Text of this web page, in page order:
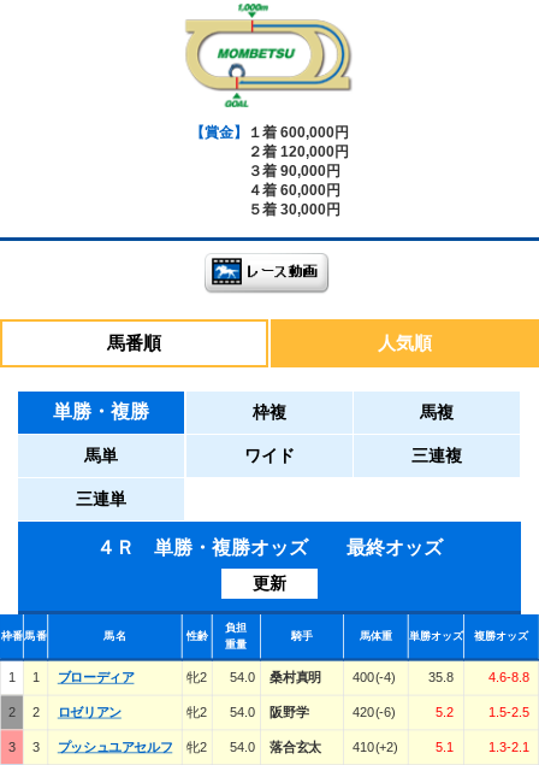
【賞金】
１着 600,000円
２着 120,000円
３着 90,000円
４着 60,000円
５着 30,000円
馬番順 人気順
単勝・複勝 枠複 馬複
馬単 ワイド 三連複
三連単
４Ｒ 単勝・複勝オッズ 最終オッズ
更新
枠番馬番 馬名 性齢
負担
重量
騎手 馬体重 単勝オッズ 複勝オッズ
1 1 ブローディア 牝2 54.0 桑村真明 400(-4) 35.8 4.6-8.8
2 2 ロゼリアン 牝2 54.0 阪野学 420(-6) 5.2 1.5-2.5
3 3 プッシュユアセルフ 牝2 54.0 落合玄太 410(+2) 5.1 1.3-2.1